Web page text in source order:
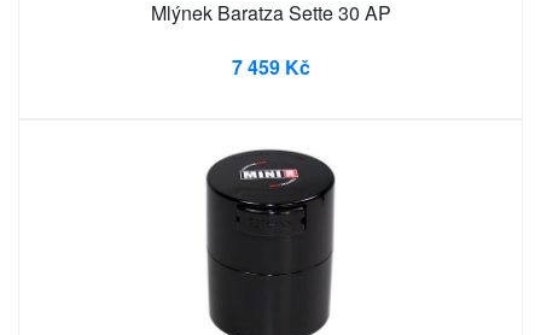
Mlýnek Baratza Sette 30 AP
7 459 Kč